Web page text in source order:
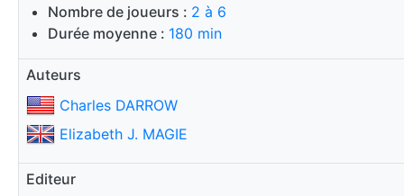
Nombre de joueurs : 2 à 6
Durée moyenne : 180 min
Auteurs
Charles DARROW
Elizabeth J. MAGIE
Editeur